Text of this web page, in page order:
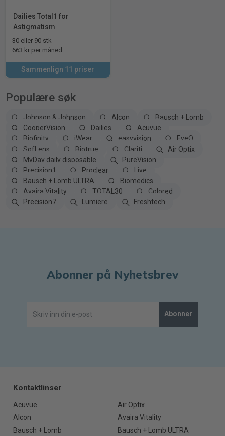
Dailies Total1 for
Astigmatism
30 eller 90 stk
663 kr per måned
Sammenlign 11 priser
Populære søk
Johnson & Johnson Alcon
Bausch + Lomb
CooperVision
Dailies
Acuvue
Biofinity
iWear easyvision
EyeQ
SofLens
Biotrue Clariti
Air Optix
MyDay daily disposable
PureVision
Precision1
Proclear
Live
Bausch + Lomb ULTRA
Biomedics
Avaira Vitality
TOTAL30
Colored
Precision7
Lumiere Freshtech
Abonner på Nyhetsbrev
Abonner
Kontaktlinser
Acuvue
Air Optix
Alcon
Avaira Vitality
Bausch + Lomb
Bausch + Lomb ULTRA